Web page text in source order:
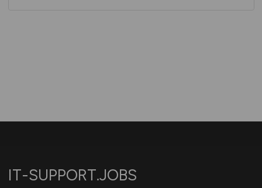
IT-SUPPORT.JOBS